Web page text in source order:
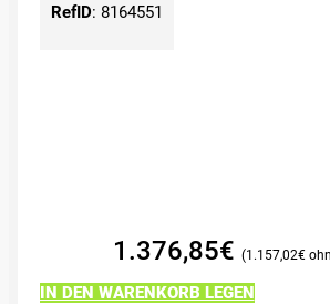
RefID: 8164551
1.376,85€ 1.157,02€
IN DEN WARENKORB LEGEN